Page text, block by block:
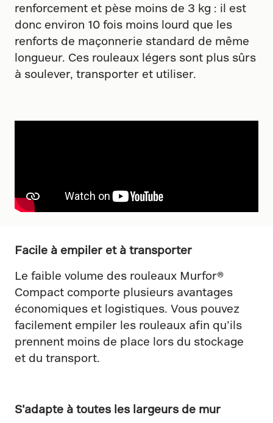
renforcement et pèse moins de 3 kg : il est
donc environ 10 fois moins lourd que les
renforts de maçonnerie standard de même
longueur. Ces rouleaux légers sont plus sûrs
à soulever, transporter et utiliser.
Facile à empiler et à transporter
Le faible volume des rouleaux Murfor®
Compact comporte plusieurs avantages
économiques et logistiques. Vous pouvez
facilement empiler les rouleaux afin qu’ils
prennent moins de place lors du stockage
et du transport.
S’adapte à toutes les largeurs de mur